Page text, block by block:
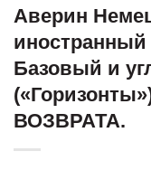
Аверин
иностранный
Базовый и
ВОЗВРАТА.